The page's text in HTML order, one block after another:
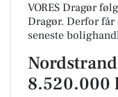
VORES Dragør
Dragør. Derfor får
seneste
8.520.000